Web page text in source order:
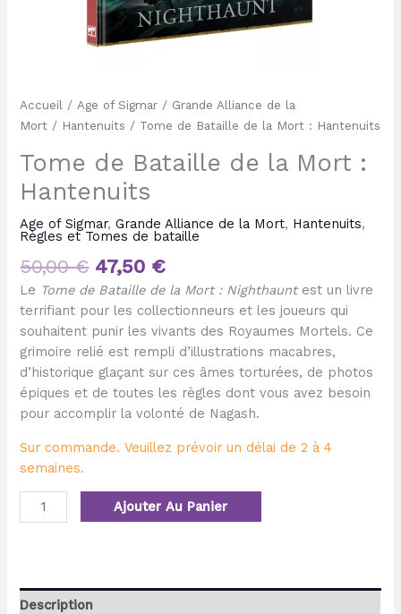
Accueil /Age of Sigmar / Grande Alliance de la
Mort / Hantenuits / Tome de Bataille de la Mort : Hantenuits
Tome de Bataille de la Mort :
Hantenuits
Age of Sigmar,Grande Alliance de la Mort, Hantenuits,
Règles et Tomes de bataille
50,00€ 47,50 €
Le Tome de Bataille de la Mort : Nighthauntest un livre
terrifiant pour les collectionneurs et les joueurs qui
souhaitent punir les vivants des Royaumes Mortels. Ce
grimoire relié est rempli d’illustrations macabres,
d’historique glaçant sur ces âmes torturées, de photos
épiques et de toutes les règles dont vous avez besoin
pour accomplir la volonté de Nagash.
Sur commande. Veuillez prévoir un délai de 2 à 4
semaines.
Ajouter Au Panier
Description